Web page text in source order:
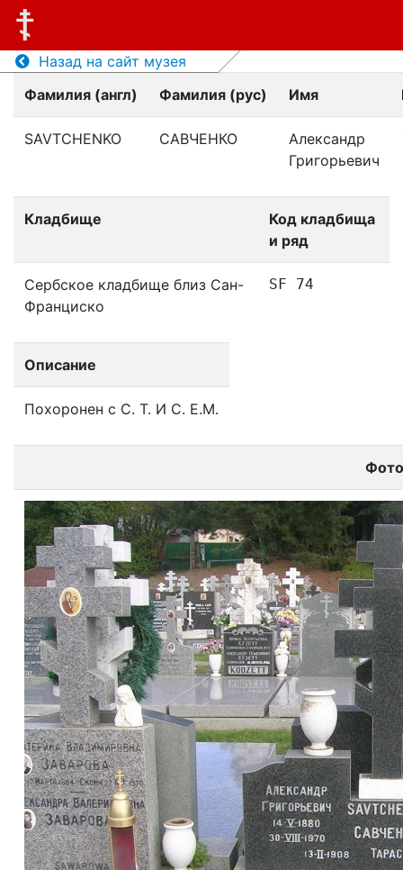
Назад на сайт музея
Фамилия (англ)
Фамилия (рус) Имя
SAVTCHENKO САВЧЕНКО
Александр
Григорьевич
Кладбище
Код кладбища
и ряд
Сербское кладбище близ Сан-
Франциско
SF 74
Описание
Похоронен с С. Т. И С. Е.М.
Фото